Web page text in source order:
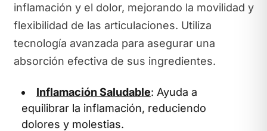
inflamación y el dolor, mejorando la movilidad y
flexibilidad de las articulaciones. Utiliza
tecnología avanzada para asegurar una
absorción efectiva de sus ingredientes.
Inflamación Saludable: Ayuda a
equilibrar la inflamación, reduciendo
dolores y molestias.